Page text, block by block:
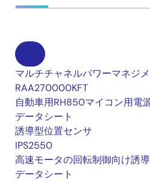
マルチチャネルパワーマネジ
RAA270000KFT
自動車用RH850マイコン用電源
データシート
誘導型位置センサ
IPS2550
高速モータの回転制御向け誘
データシート